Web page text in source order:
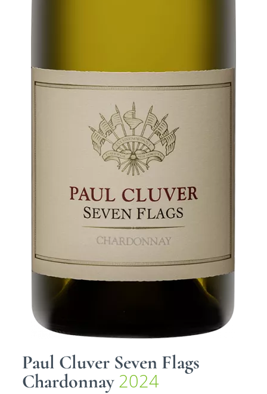
Paul Cluver Seven Flags
Chardonnay 2024